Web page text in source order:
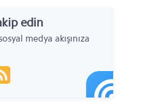
edin
medya akışınıza